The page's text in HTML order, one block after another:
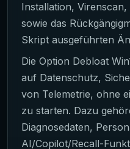
Installation,
sowie das
Skript ausgeführten
Die Option Debloat
auf Datenschutz,
von Telemetrie, ohne
zu starten. Dazu
Diagnosedaten,
AI/Copilot/Recall-